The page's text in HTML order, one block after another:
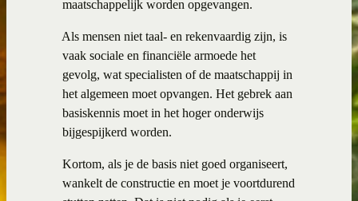
maatschappelijk worden opgevangen.
Als mensen niet taal- en rekenvaardig zijn, is
vaak sociale en financiële armoede het
gevolg, wat specialisten of de maatschappij in
het algemeen moet opvangen. Het gebrek aan
basiskennis moet in het hoger onderwijs
bijgespijkerd worden.
Kortom, als je de basis niet goed organiseert,
wankelt de constructie en moet je voortdurend